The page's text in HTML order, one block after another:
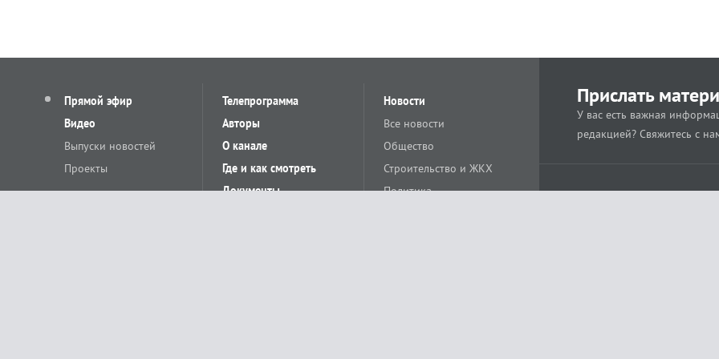
Прямой эфир
Видео
Выпуски новостей
Проекты
Телепрограмма
Авторы
О канале
Где и как смотреть
Документы
Новости
Все новости
Общество
Строительство и ЖКХ
Политика
Прислать
У вас есть важная
редакцией? Свяжитесь с